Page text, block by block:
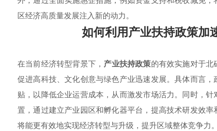
区经济高质量发展注入新的动力。
如何利用产业扶持政策加
在当前经济转型背景下， 产业扶持政策的有效实施对于
促进高科技、文化创意与绿色产业迅速发展。具体而言
贴，以降低企业运营成本，从而激发市场活力。同时，针
置，通过建立产业园区和孵化器平台，提高技术研发效
将能更有效地实现经济转型与升级，提升区域整体竞争力